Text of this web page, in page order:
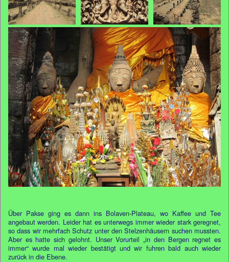
Über Pakse ging es dann ins Bolaven-Plateau, wo Kaffee und Tee
angebaut werden. Leider hat es unterwegs immer wieder stark geregnet,
so dass wir mehrfach Schutz unter den Stelzenhäusern suchen mussten.
Aber es hatte sich gelohnt. Unser Vorurteil „in den Bergen regnet es
immer“ wurde mal wieder bestätigt und wir fuhren bald auch wieder
zurück in die Ebene.